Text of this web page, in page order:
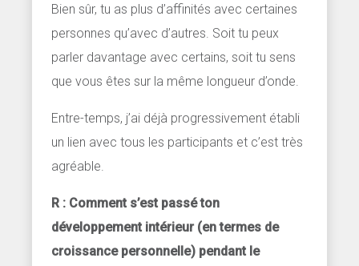
Bien sûr, tu as plus d’affinités avec certaines
personnes qu’avec d’autres. Soit tu peux
parler davantage avec certains, soit tu sens
que vous êtes sur la même longueur d’onde.
Entre-temps, j’ai déjà progressivement établi
un lien avec tous les participants et c’est très
agréable.
R : Comment s’est passé ton
développement intérieur (en termes de
croissance personnelle) pendant le